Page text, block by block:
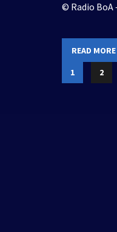
© Radio BoA
READ
1
2